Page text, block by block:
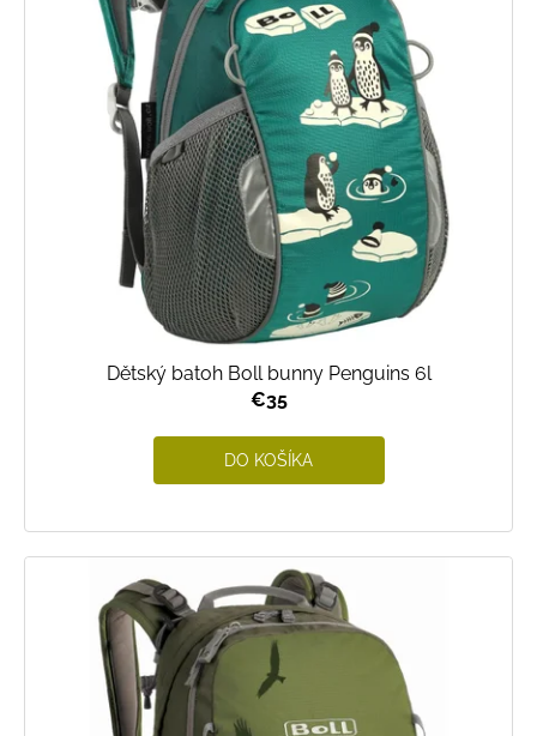
Dětský batoh Boll bunny Penguins 6l
€35
DO KOŠÍKA